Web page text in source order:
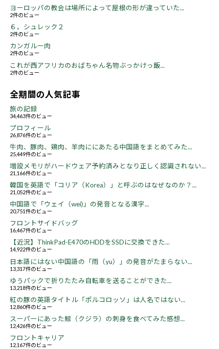
ヨーロッパの教会は場所によって屋根の形が違っていた...
2件のビュー
６，シュレック２
2件のビュー
カンガルー肉
2件のビュー
これが西アフリカのおばちゃん名物ぶっかけっ飯...
2件のビュー
全期間の人気記事
旅の記録
34,463件のビュー
プロフィール
26,876件のビュー
牛肉、豚肉、鶏肉、羊肉ににあたる中国語をまとめてみた...
25,449件のビュー
増設メモリがハードウェア予約済みとなり正しく認識されない...
21,166件のビュー
韓国を英語で「コリア（Korea）」と呼ぶのはなぜなのか？...
21,052件のビュー
中国語で「ウェイ（wei)」の発音となる漢字...
20,751件のビュー
フロントサイドバッグ
16,467件のビュー
【近況】ThinkPad-E470のHDDをSSDに交換できた...
14,922件のビュー
日本語にはない中国語の「雨（yu）」の発音がたまらない...
13,317件のビュー
ゆうパックで折りたたみ自転車を送ることができた...
13,218件のビュー
紅の豚の英語タイトル「ポルコロッソ」は人名ではない...
12,860件のビュー
スーパーにあった鯨（クジラ）の刺身を食べてみた感想...
12,426件のビュー
フロントキャリア
12,167件のビュー